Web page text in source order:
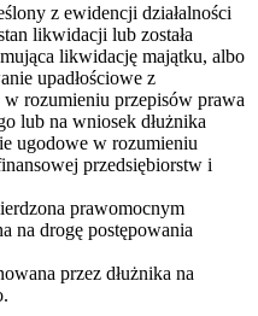
z ewidencji działalności
likwidacji lub została
likwidację majątku, albo
upadłościowe z
rozumieniu przepisów prawa
lub na wniosek dłużnika
ugodowe w rozumieniu
przedsiębiorstw i
prawomocnym
na drogę postępowania
przez dłużnika na